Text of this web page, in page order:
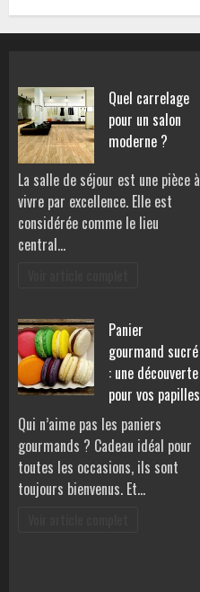
Quel carrelage
pour un salon
moderne ?
La salle de séjour est une pièce à
vivre par excellence. Elle est
considérée comme le lieu
central…
Panier
gourmand sucré
: une découverte
pour vos papilles
Qui n’aime pas les paniers
gourmands ? Cadeau idéal pour
toutes les occasions, ils sont
toujours bienvenus. Et…